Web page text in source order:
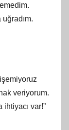
veriyorum.
ihtiyacı var!”